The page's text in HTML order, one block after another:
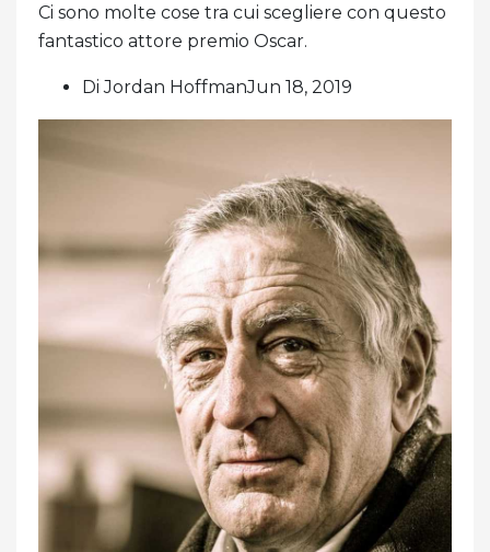
Ci sono molte cose tra cui scegliere con questo
fantastico attore premio Oscar.
Di Jordan HoffmanJun 18, 2019